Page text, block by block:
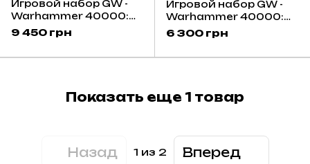
Игровой набор GW -
Warhammer 40000:
Grey Knights - Sanctic
Conclave
9 450 грн
Игровой набор GW -
Warhammer 40000:
Combat Patrol: Grey
6 300 грн
Показать еще 1 товар
Назад 1 из 2 Вперед